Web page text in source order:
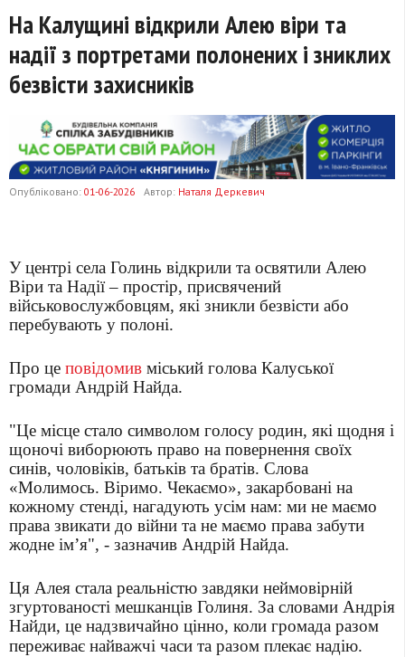
На Калущині відкрили Алею віри та
надії з портретами полонених і зниклих
безвісти захисників
Опубліковано: 01-06-2026 Автор: Наталя Деркевич
У центрі села Голинь відкрили та освятили Алею
Віри та Надії – простір, присвячений
військовослужбовцям, які зникли безвісти або
перебувають у полоні.
Про це повідомив міський голова Калуської
громади Андрій Найда.
"Це місце стало символом голосу родин, які щодня і
щоночі виборюють право на повернення своїх
синів, чоловіків, батьків та братів. Слова
«Молимось. Віримо. Чекаємо», закарбовані на
кожному стенді, нагадують усім нам: ми не маємо
права звикати до війни та не маємо права забути
жодне ім’я", - зазначив Андрій Найда.
Ця Алея стала реальністю завдяки неймовірній
згуртованості мешканців Голиня. За словами Андрія
Найди, це надзвичайно цінно, коли громада разом
переживає найважчі часи та разом плекає надію.